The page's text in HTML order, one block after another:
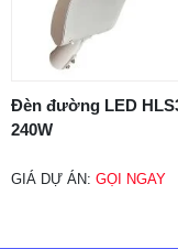
Đèn đường LED
240W
GIÁ DỰ ÁN: GỌI NGAY